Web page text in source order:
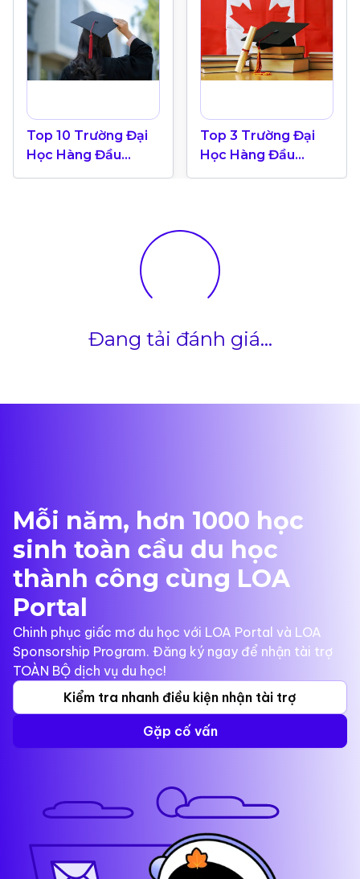
Top 10 Trường Đại
Học Hàng Đầu
Canada 2024
Top 3 Trường Đại
Học Hàng Đầu
Canada Theo Bảng
Đang tải đánh giá...
Mỗi năm, hơn 1000 học
sinh toàn cầu du học
thành công cùng LOA
Portal
Chinh phục giấc mơ du học với LOA Portal và LOA
Sponsorship Program. Đăng ký ngay để nhận tài trợ
TOÀN BỘ dịch vụ du học!
Kiểm tra nhanh điều kiện nhận tài trợ
Gặp cố vấn